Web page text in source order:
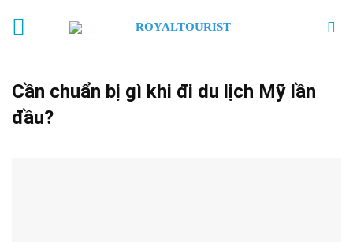
Cần chuẩn bị gì khi đi du lịch Mỹ lần
đầu?